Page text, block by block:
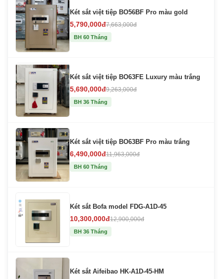
Két sắt việt tiệp BO56BF Pro màu gold
5,790,000đ7,663,000đ
BH 60 Tháng
Két sắt việt tiệp BO63FE Luxury màu trắng
5,690,000đ9,263,000đ
BH 36 Tháng
Két sắt việt tiệp BO63BF Pro màu trắng
6,490,000đ11,963,000đ
BH 60 Tháng
Két sắt Bofa model FDG-A1D-45
10,300,000đ12,900,000đ
BH 36 Tháng
Két sắt Aifeibao HK-A1D-45-HM